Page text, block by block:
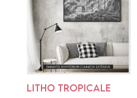
LITHO TROPICALE